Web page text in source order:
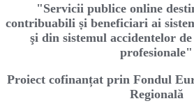
"Servicii publice online
contribuabili ṣi beneficiari ai
şi din sistemul accidentelor
profesionale"
Proiect cofinanțat prin Fondul
Regională